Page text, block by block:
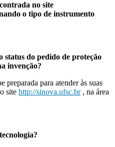
no site
o tipo de instrumento
status do pedido de proteção
invenção?
para atender às suas
site http://sinova.ufsc.br, na área